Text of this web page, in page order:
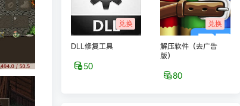
兑换
DLL修复工具
50
兑换
解压软件（去广告
版）
80